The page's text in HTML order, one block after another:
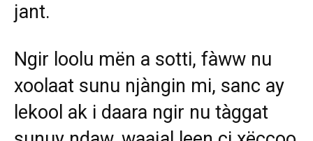
jant.
Ngir loolu mën a sotti, fàww nu
xoolaat sunu njàngin mi, sanc ay
lekool ak i daara ngir nu tàggat